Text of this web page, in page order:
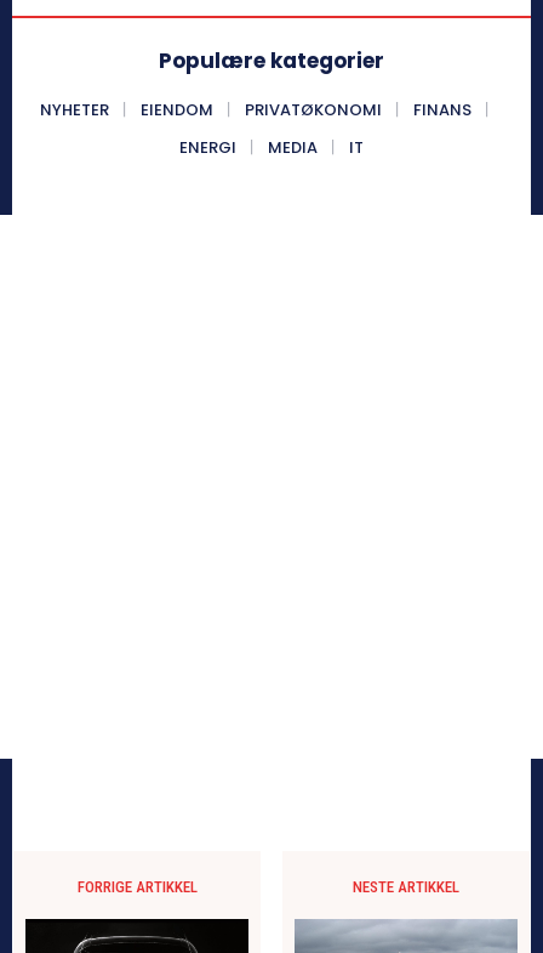
Populære kategorier
NYHETER EIENDOM PRIVATØKONOMI
FINANS
ENERGI
MEDIA IT
FORRIGE ARTIKKEL NESTE ARTIKKEL